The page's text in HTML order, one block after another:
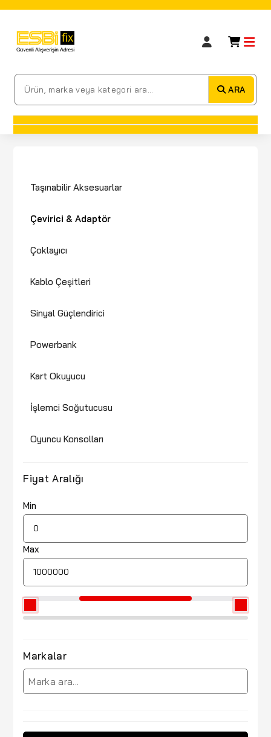
ARA
Taşınabilir Aksesuarlar
Çevirici & Adaptör
Çoklayıcı
Kablo Çeşitleri
Sinyal Güçlendirici
Powerbank
Kart Okuyucu
İşlemci Soğutucusu
Oyuncu Konsolları
Fiyat Aralığı
Min
Max
Markalar